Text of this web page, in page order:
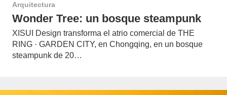
Arquitectura
Wonder Tree: un bosque steampunk
XISUI Design transforma el atrio comercial de THE
RING · GARDEN CITY, en Chongqing, en un bosque
steampunk de 20…